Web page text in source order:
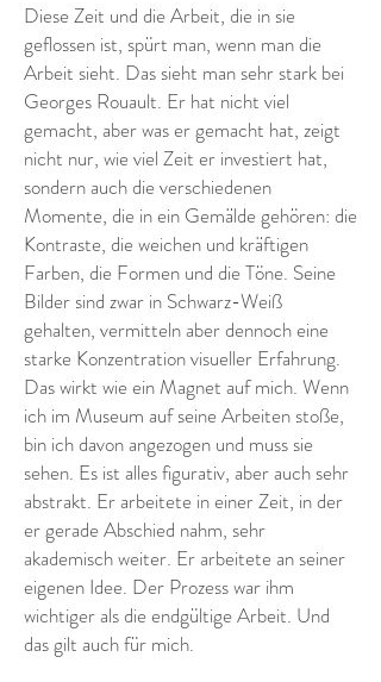
Diese Zeit und die Arbeit, die in sie
geflossen ist, spürt man, wenn man die
Arbeit sieht. Das sieht man sehr stark bei
Georges Rouault. Er hat nicht viel
gemacht, aber was er gemacht hat, zeigt
nicht nur, wie viel Zeit er investiert hat,
sondern auch die verschiedenen
Momente, die in ein Gemälde gehören: die
Kontraste, die weichen und kräftigen
Farben, die Formen und die Töne. Seine
Bilder sind zwar in Schwarz-Weiß
gehalten, vermitteln aber dennoch eine
starke Konzentration visueller Erfahrung.
Das wirkt wie ein Magnet auf mich. Wenn
ich im Museum auf seine Arbeiten stoße,
bin ich davon angezogen und muss sie
sehen. Es ist alles figurativ, aber auch sehr
abstrakt. Er arbeitete in einer Zeit, in der
er gerade Abschied nahm, sehr
akademisch weiter. Er arbeitete an seiner
eigenen Idee. Der Prozess war ihm
wichtiger als die endgültige Arbeit. Und
das gilt auch für mich.